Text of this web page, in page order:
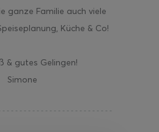
ganze Familie auch viele
Küche & Co!
& gutes Gelingen!
Simone